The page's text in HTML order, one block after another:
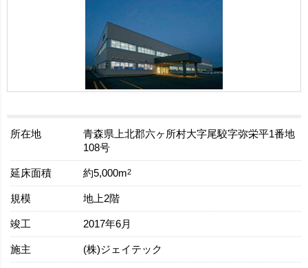
所在地
青森県上北郡六ヶ所村大字尾駮字弥栄平1番地
108号
延床面積 約5,000m2
規模 地上2階
竣工 2017年6月
施主 (株)ジェイテック